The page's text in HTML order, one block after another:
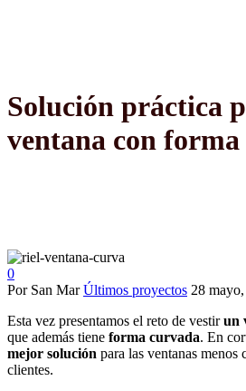
Solución práctica
ventana con
0
Por San Mar Últimos proyectos 28
Esta vez presentamos el reto de vestirun
que además tiene forma curvada. En
mejor solución para las ventanas menos
clientes.